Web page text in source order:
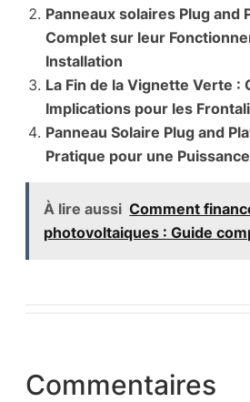
Panneaux solaires Plug and
Complet sur leur
Installation
La Fin de la Vignette Verte :
Implications pour les
Panneau Solaire Plug and
Pratique pour une
À lire aussi Comment
photovoltaiques : Guide
Commentaires